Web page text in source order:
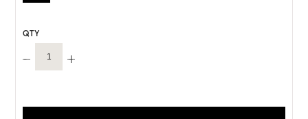
には個体差がございます。
HAT BOX に収納できない商品です。
QTY